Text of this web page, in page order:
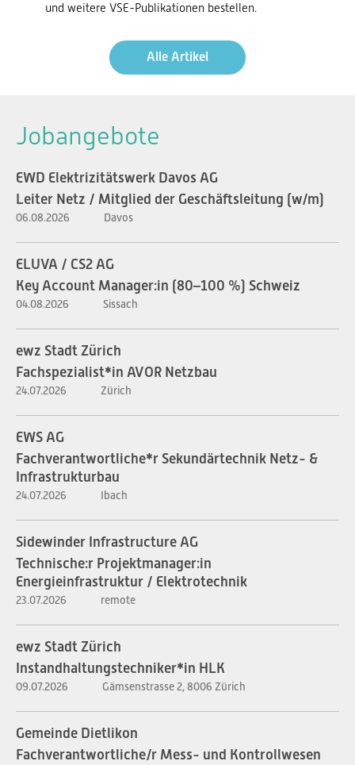
und weitere VSE-Publikationen bestellen.
Alle Artikel
Jobangebote
EWD Elektrizitätswerk Davos AG
Leiter Netz / Mitglied der Geschäftsleitung (w/m)
06.08.2026 Davos
ELUVA / CS2 AG
Key Account Manager:in (80–100 %) Schweiz
04.08.2026 Sissach
ewz Stadt Zürich
Fachspezialist*in AVOR Netzbau
24.07.2026 Zürich
EWS AG
Fachverantwortliche*r Sekundärtechnik Netz- &
Infrastrukturbau
24.07.2026 Ibach
Sidewinder Infrastructure AG
Technische:r Projektmanager:in
Energieinfrastruktur / Elektrotechnik
23.07.2026 remote
ewz Stadt Zürich
Instandhaltungstechniker*in HLK
09.07.2026 Gämsenstrasse 2, 8006 Zürich
Gemeinde Dietlikon
Fachverantwortliche/r Mess- und Kontrollwesen